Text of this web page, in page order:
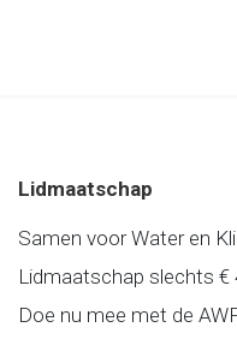
Lidmaatschap
Samen voor Water en
Lidmaatschap slechts €
Doe nu mee met de